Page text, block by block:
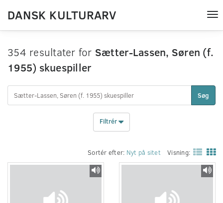
DANSK KULTURARV
354 resultater for Sætter-Lassen, Søren (f.
1955) skuespiller
Søg
Filtrér
Sortér efter: Nyt på sitet Visning: